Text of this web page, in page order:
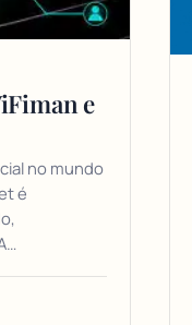
e
no mundo
é